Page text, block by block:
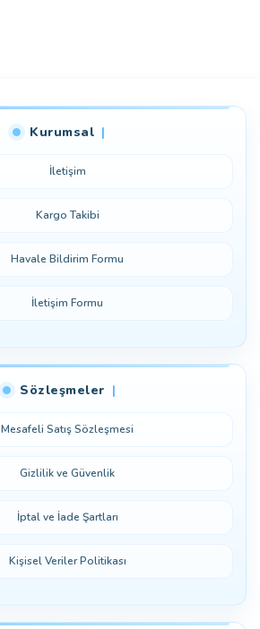
Kurumsal
İletişim
Kargo Takibi
Havale Bildirim Formu
İletişim Formu
Sözleşmeler
Mesafeli Satış Sözleşmesi
Gizlilik ve Güvenlik
İptal ve İade Şartları
Kişisel Veriler Politikası